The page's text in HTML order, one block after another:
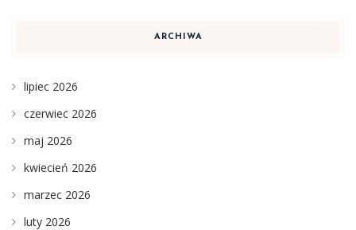
ARCHIWA
lipiec 2026
czerwiec 2026
maj 2026
kwiecień 2026
marzec 2026
luty 2026